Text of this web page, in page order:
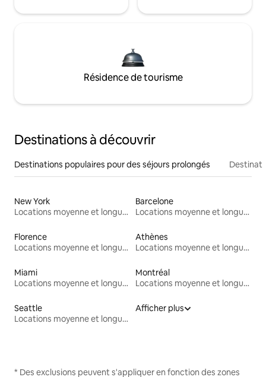
Résidence de tourisme
Destinations à découvrir
Destinations populaires pour des séjours prolongés
New York
Locations moyenne et longue durée
Barcelone
Locations moyenne et longue durée
Florence
Locations moyenne et longue durée
Athènes
Locations moyenne et longue durée
Miami
Locations moyenne et longue durée
Montréal
Locations moyenne et longue durée
Seattle
Locations moyenne et longue durée
Afficher plus
* Des exclusions peuvent s'appliquer en fonction des zones